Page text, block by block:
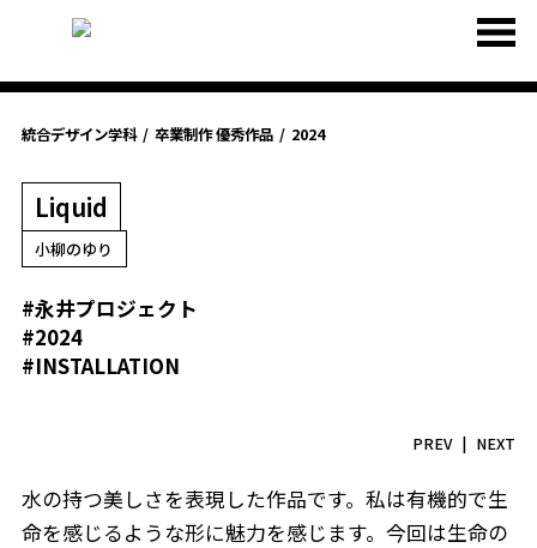
統合デザイン学科 卒業制作 優秀作品 2024
Liquid
小柳のゆり
#永井プロジェクト
#2024
#INSTALLATION
PREV NEXT
水の持つ美しさを表現した作品です。私は有機的で生
命を感じるような形に魅力を感じます。今回は生命の